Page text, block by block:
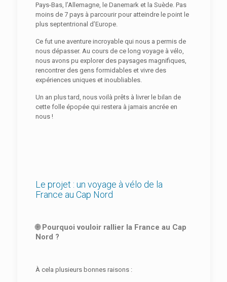
Pays-Bas, l’Allemagne, le Danemark et la Suède. Pas
moins de 7 pays à parcourir pour atteindre le point le
plus septentrional d’Europe.
Ce fut une aventure incroyable qui nous a permis de
nous dépasser. Au cours de ce long voyage à vélo,
nous avons pu explorer des paysages magnifiques,
rencontrer des gens formidables et vivre des
expériences uniques et inoubliables.
Un an plus tard, nous voilà prêts à livrer le bilan de
cette folle épopée qui restera à jamais ancrée en
nous !
Le projet : un voyage à vélo de la
France au Cap Nord
🌐Pourquoi vouloir rallier la France au Cap
Nord ?
À cela plusieurs bonnes raisons :